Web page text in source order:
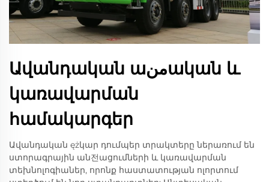
Ավանդական աمنական և
կառավարման
համակարգեր
Ավանդական ężկար դումպեր տրակտերը ներառում են
ստորագրային ան전ացումների և կառավարման
տեխնոլոգիաներ, որոնք հաստատության ոլորտում